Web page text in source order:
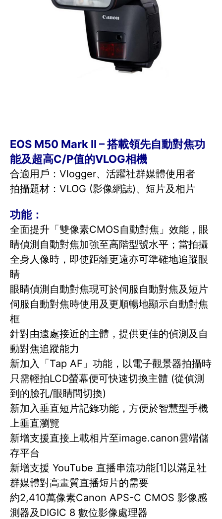
EOS M50 Mark II – 搭載領先自動對焦功
能及超高C/P值的VLOG相機
合適用戶：Vlogger、活躍社群媒體使用者
拍攝題材：VLOG (影像網誌)、短片及相片
功能：
全面提升「雙像素CMOS自動對焦」效能，眼
睛偵測自動對焦加強至高階型號水平；當拍攝
全身人像時，即使距離更遠亦可準確地追蹤眼
睛
眼睛偵測自動對焦現可於伺服自動對焦及短片
伺服自動對焦時使用及更順暢地顯示自動對焦
框
針對由遠處接近的主體，提供更佳的偵測及自
動對焦追蹤能力
新加入「Tap AF」功能，以電子觀景器拍攝時
只需輕拍LCD螢幕便可快速切換主體 (從偵測
到的臉孔/眼睛間切換)
新加入垂直短片記錄功能，方便於智慧型手機
上垂直瀏覽
新增支援直接上載相片至image.canon雲端儲
存平台
新增支援 YouTube 直播串流功能[1]以滿足社
群媒體對高畫質直播短片的需要
約2,410萬像素Canon APS-C CMOS 影像感
測器及DIGIC 8 數位影像處理器